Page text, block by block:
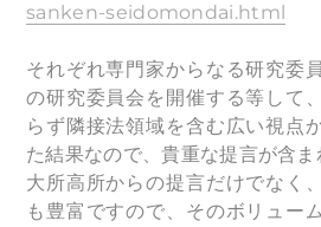
sanken-seidomondai.html
それぞれ専門家からなる研究委
の研究委員会を開催する等して
らず隣接法領域を含む広い視点
た結果なので、貴重な提言が含ま
大所高所からの提言だけでなく
も豊富ですので、そのボリュー